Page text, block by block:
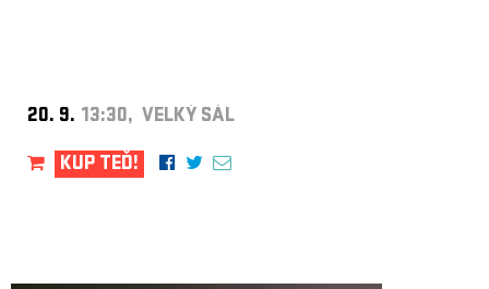
20. 9. 13:30, VELKÝ SÁL
KUP TEĎ!